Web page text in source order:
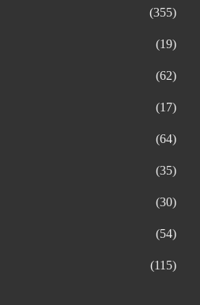
(355)
(19)
(62)
(17)
(64)
(35)
(30)
(54)
(115)